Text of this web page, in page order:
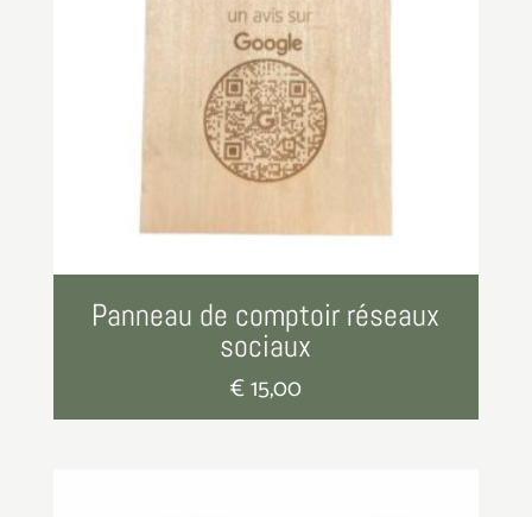
Panneau de comptoir réseaux
sociaux
€15,00